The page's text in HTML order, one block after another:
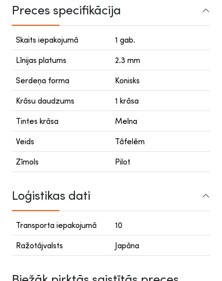
Preces specifikācija
Skaits iepakojumā 1 gab.
Līnijas platums 2.3 mm
Serdeņa forma Konisks
Krāsu daudzums 1 krāsa
Tintes krāsa Melna
Veids Tāfelēm
Zīmols Pilot
Loģistikas dati
Transporta iepakojumā 10
Ražotājvalsts Japāna